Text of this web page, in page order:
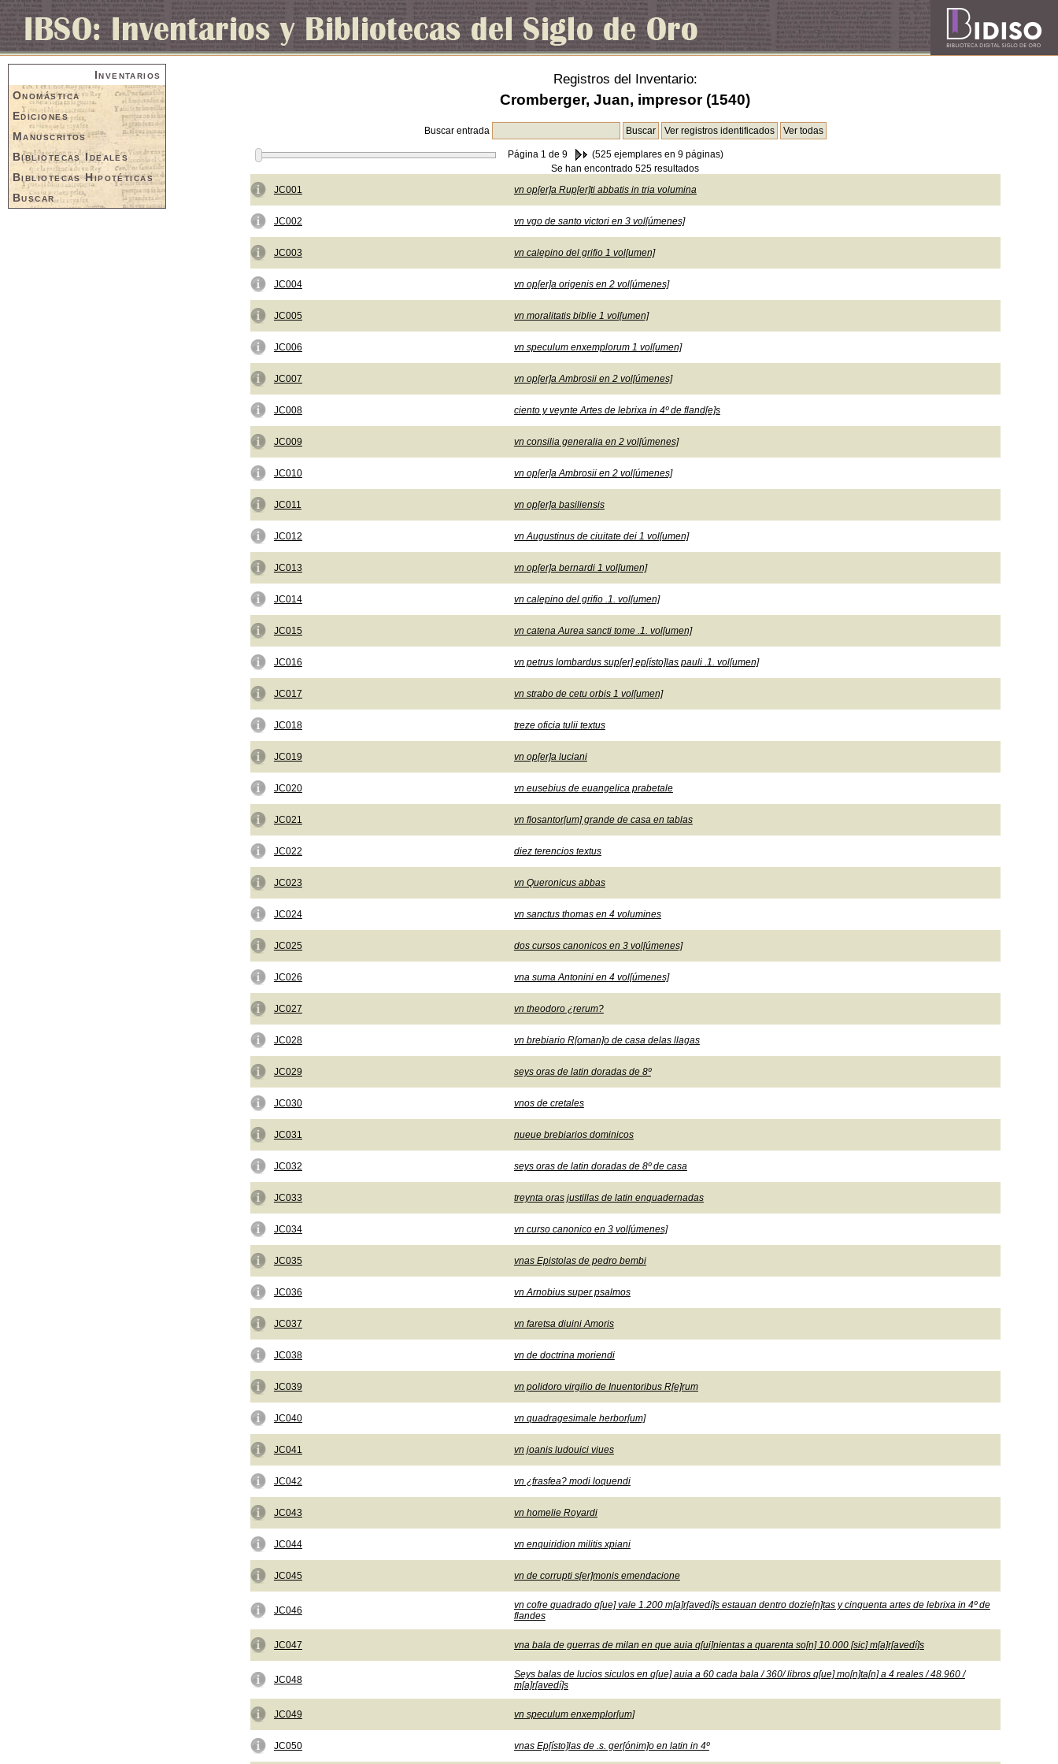
Inventarios
Onomástica
Ediciones
Manuscritos
Bibliotecas Ideales
Bibliotecas Hipotéticas
Buscar
Registros del Inventario:
Cromberger, Juan, impresor (1540)
Buscar entrada
Página 1 de 9
(525 ejemplares en 9 páginas)
Se han encontrado 525 resultados
JC001
vn op[er]a Rup[er]ti abbatis in tria volumina
JC002 vn vgo de santo victori en 3 vol[úmenes]
JC003 vn calepino del grifio 1 vol[umen]
JC004 vn op[er]a origenis en 2 vol[úmenes]
JC005 vn moralitatis biblie 1 vol[umen]
JC006 vn speculum enxemplorum 1 vol[umen]
JC007 vn op[er]a Ambrosii en 2 vol[úmenes]
JC008 ciento y veynte Artes de lebrixa in 4º de fland[e]s
JC009 vn consilia generalia en 2 vol[úmenes]
JC010 vn op[er]a Ambrosii en 2 vol[úmenes]
JC011 vn op[er]a basiliensis
JC012 vn Augustinus de ciuitate dei 1 vol[umen]
JC013 vn op[er]a bernardi 1 vol[umen]
JC014 vn calepino del grifio .1. vol[umen]
JC015 vn catena Aurea sancti tome .1. vol[umen]
JC016 vn petrus lombardus sup[er] ep[ísto]las pauli .1. vol[umen]
JC017 vn strabo de cetu orbis 1 vol[umen]
JC018 treze oficia tulii textus
JC019 vn op[er]a luciani
JC020 vn eusebius de euangelica prabetale
JC021 vn flosantor[um] grande de casa en tablas
JC022 diez terencios textus
JC023 vn Queronicus abbas
JC024 vn sanctus thomas en 4 volumines
JC025 dos cursos canonicos en 3 vol[úmenes]
JC026 vna suma Antonini en 4 vol[úmenes]
JC027 vn theodoro ¿rerum?
JC028 vn brebiario R[oman]o de casa delas llagas
JC029 seys oras de latin doradas de 8º
JC030 vnos de cretales
JC031 nueue brebiarios dominicos
JC032 seys oras de latin doradas de 8º de casa
JC033 treynta oras justillas de latin enquadernadas
JC034 vn curso canonico en 3 vol[úmenes]
JC035 vnas Epistolas de pedro bembi
JC036 vn Arnobius super psalmos
JC037 vn faretsa diuini Amoris
JC038 vn de doctrina moriendi
JC039 vn polidoro virgilio de Inuentoribus R[e]rum
JC040 vn quadragesimale herbor[um]
JC041 vn joanis ludouici viues
JC042 vn ¿frasfea? modi loquendi
JC043 vn homelie Royardi
JC044 vn enquiridion militis xpiani
JC045 vn de corrupti s[er]monis emendacione
JC046
vn cofre quadrado q[ue] vale 1.200 m[a]r[avedí]s estauan dentro dozie[n]tas y cinquenta artes de lebrixa in 4º de
flandes
JC047 vna bala de guerras de milan en que auia q[ui]nientas a quarenta so[n] 10.000 [sic] m[a]r[avedí]s
JC048
Seys balas de lucios siculos en q[ue] auia a 60 cada bala / 360/ libros q[ue] mo[n]ta[n] a 4 reales / 48.960 /
m[a]r[avedí]s
JC049 vn speculum enxemplor[um]
JC050 vnas Ep[ísto]las de .s. ger[ónim]o en latin in 4º